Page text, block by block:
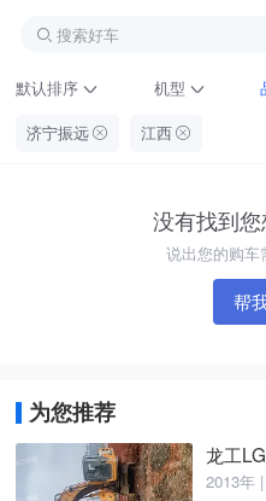
搜索好车
默认排序 机型
济宁振远
江西
没有找到
说出您的购车
帮
为您推荐
龙工
2013年